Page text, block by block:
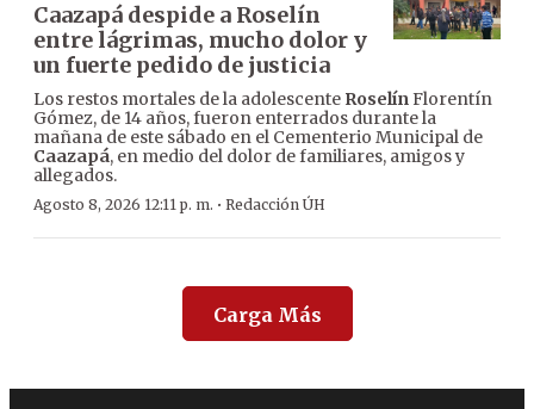
Caazapá despide a Roselín
entre lágrimas, mucho dolor y
un fuerte pedido de justicia
Los restos mortales de la adolescente RoselínFlorentín
Gómez, de 14 años, fueron enterrados durante la
mañana de este sábado en el Cementerio Municipal de
Caazapá, en medio del dolor de familiares, amigos y
allegados.
Agosto 8, 2026 12:11 p. m. · Redacción ÚH
Carga Más